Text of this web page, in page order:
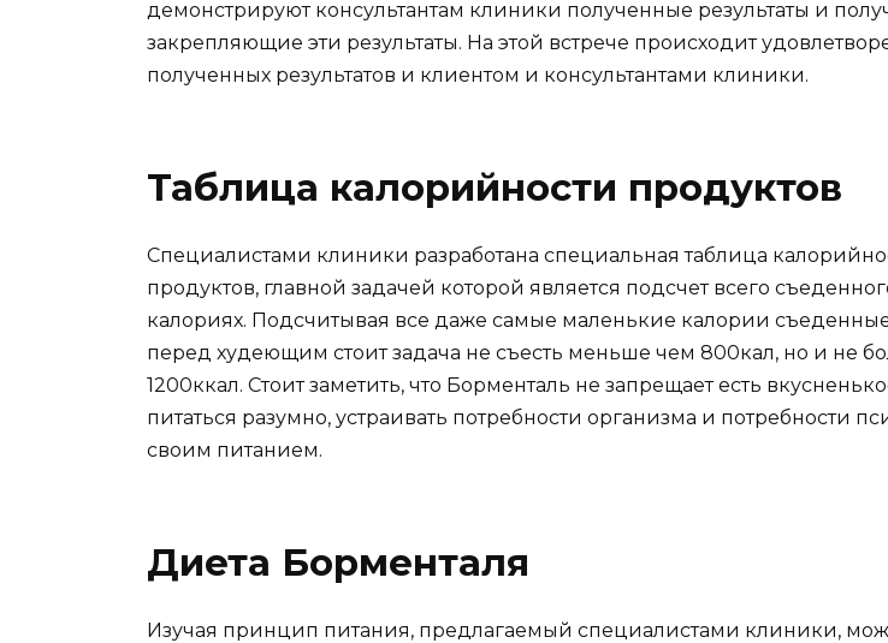
демонстрируют консультантам клиники полученные результаты и
закрепляющие эти результаты. На этой встрече происходит
полученных результатов и клиентом и консультантами клиники.
Таблица калорийности продуктов
Специалистами клиники разработана специальная таблица
продуктов, главной задачей которой является подсчет всего
калориях. Подсчитывая все даже самые маленькие калории
перед худеющим стоит задача не съесть меньше чем 800кал, но и не
1200ккал. Стоит заметить, что Борменталь не запрещает есть
питаться разумно, устраивать потребности организма и потребности
своим питанием.
Диета Борменталя
Изучая принцип питания, предлагаемый специалистами клиники,